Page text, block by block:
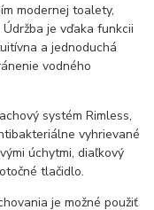
modernej toalety,
je vďaka funkcii
a jednoduchá
vodného
systém Rimless,
vyhrievané
úchytmi, diaľkový
tlačidlo.
je možné použiť